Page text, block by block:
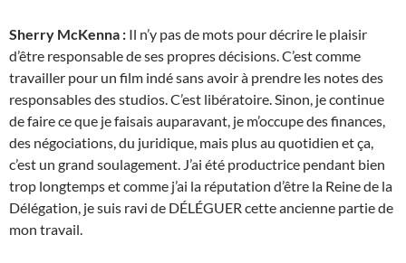
Sherry McKenna : Il n’y pas de mots pour décrire le plaisir
d’être responsable de ses propres décisions. C’est comme
travailler pour un film indé sans avoir à prendre les notes des
responsables des studios. C’est libératoire. Sinon, je continue
de faire ce que je faisais auparavant, je m’occupe des finances,
des négociations, du juridique, mais plus au quotidien et ça,
c’est un grand soulagement. J’ai été productrice pendant bien
trop longtemps et comme j’ai la réputation d’être la Reine de la
Délégation, je suis ravi de DÉLÉGUER cette ancienne partie de
mon travail.